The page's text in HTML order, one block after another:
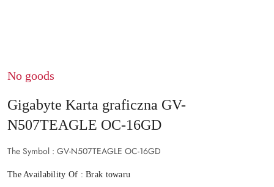
No goods
Gigabyte Karta graficzna GV-
N507TEAGLE OC-16GD
The Symbol : GV-N507TEAGLE OC-16GD
The Availability Of :Brak towaru